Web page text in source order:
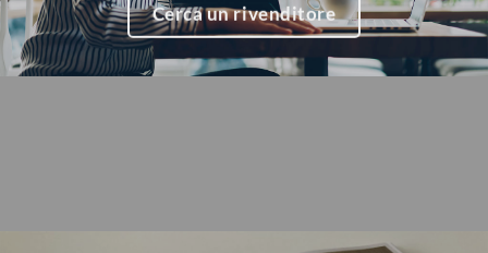
Cerca un rivenditore